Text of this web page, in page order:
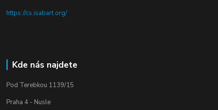
https://cs.isabart.org/
Kde nás najdete
Pod Terebkou 1139/15
Praha 4 - Nusle